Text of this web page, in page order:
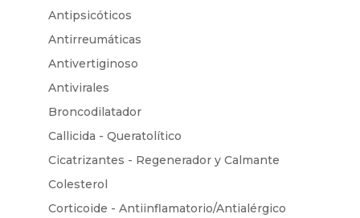
Antipsicóticos
Antirreumáticas
Antivertiginoso
Antivirales
Broncodilatador
Callicida - Queratolítico
Cicatrizantes - Regenerador y Calmante
Colesterol
Corticoide - Antiinflamatorio/Antialérgico